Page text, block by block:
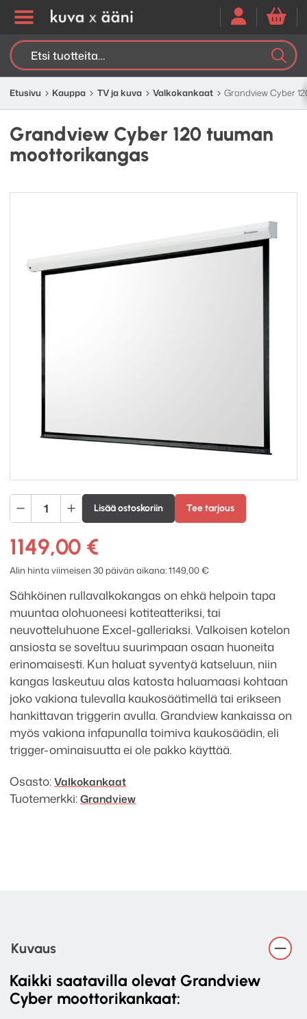
Etsi:
Etusivu Kauppa TV ja kuva Valkokankaat Grandview Cyber
Grandview Cyber 120 tuuman
moottorikangas
Grandview
Cyber
120
tuuman
moottorikangas
määrä
Lisää ostoskoriin Tee tarjous
1149,00 €
Alin hinta viimeisen 30 päivän aikana:1149,00€
Sähköinen rullavalkokangas on ehkä helpoin tapa
muuntaa olohuoneesi kotiteatteriksi, tai
neuvotteluhuone Excel-galleriaksi. Valkoisen kotelon
ansiosta se soveltuu suurimpaan osaan huoneita
erinomaisesti. Kun haluat syventyä katseluun, niin
kangas laskeutuu alas katosta haluamaasi kohtaan
joko vakiona tulevalla kaukosäätimellä tai erikseen
hankittavan triggerin avulla. Grandview kankaissa on
myös vakiona infapunalla toimiva kaukosäädin, eli
trigger-ominaisuutta ei ole pakko käyttää.
Osasto:Valkokankaat
Tuotemerkki:Grandview
Kuvaus
Kaikki saatavilla olevat Grandview
Cyber moottorikankaat: